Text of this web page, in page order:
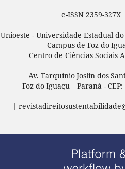
e-ISSN 2359-327X
Unioeste - Universidade Estadual
Campus de Foz do
Centro de Ciências Sociais
Av. Tarquínio Joslin dos
Foz do Iguaçu – Paraná -
|